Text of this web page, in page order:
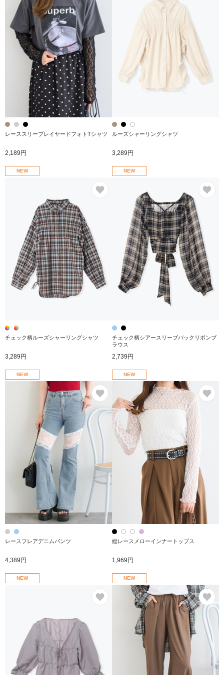
レーススリーブレイヤードフォトTシャツ
2,189円
ルーズシャーリングシャツ
3,289円
NEW
チェック柄ルーズシャーリングシャツ
3,289円
NEW
チェック柄シアースリーブバックリボンブ
ラウス
2,739円
NEW
レースフレアデニムパンツ
4,389円
NEW
総レースメローインナートップス
1,969円
NEW
お気に入り
NEW